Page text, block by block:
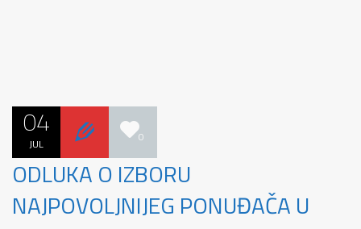
04
JUL 0
ODLUKA O IZBORU
NAJPOVOLJNIJEG PONUĐAČA U